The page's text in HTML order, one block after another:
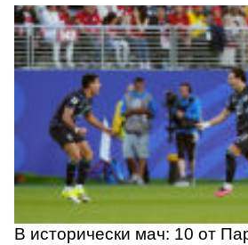
В исторически мач: 10 от